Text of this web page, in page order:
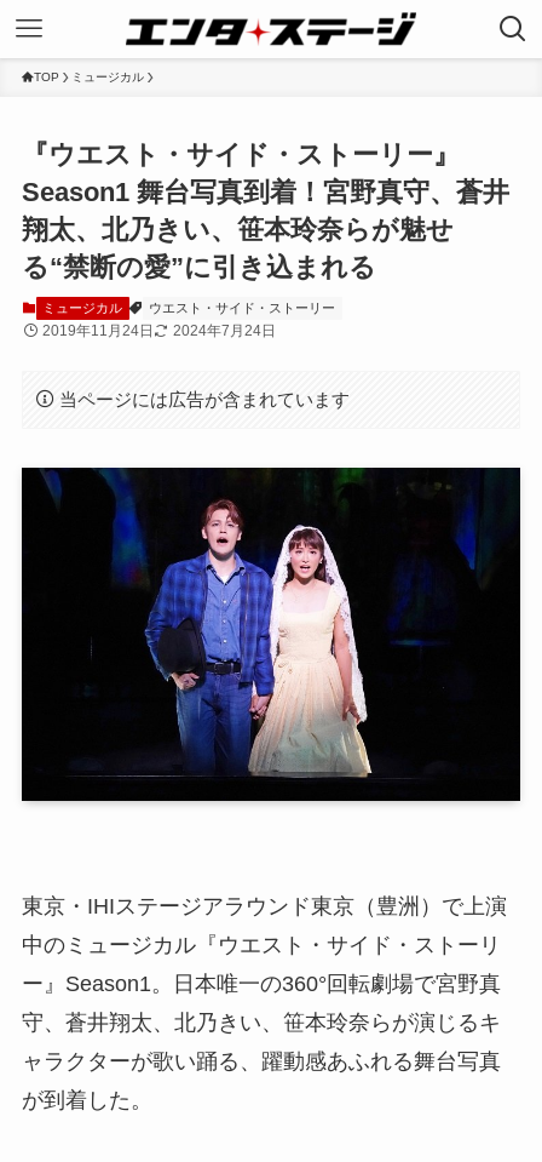
TOP ミュージカル
『ウエスト・サイド・ストーリー』
Season1 舞台写真到着！宮野真守、蒼井
翔太、北乃きい、笹本玲奈らが魅せ
る“禁断の愛”に引き込まれる
ミュージカル ウエスト・サイド・ストーリー
2019年11月24日 2024年7月24日
当ページには広告が含まれています
東京・IHIステージアラウンド東京（豊洲）で上演
中のミュージカル『ウエスト・サイド・ストーリ
ー』Season1。日本唯一の360°回転劇場で宮野真
守、蒼井翔太、北乃きい、笹本玲奈らが演じるキ
ャラクターが歌い踊る、躍動感あふれる舞台写真
が到着した。